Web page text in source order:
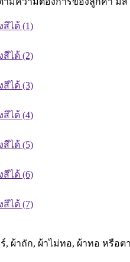
, ผ้าถัก, ผ้าไม่ทอ, ผ้าทอ หรือ